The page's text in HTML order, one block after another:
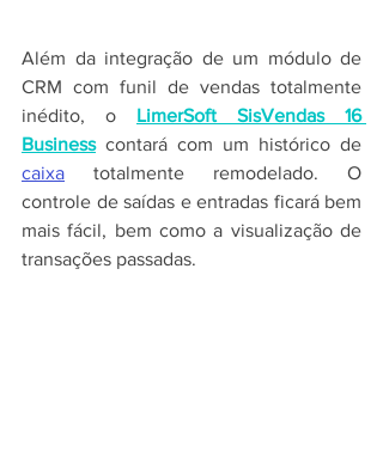
Além da integração de um módulo de
CRM com funil de vendas totalmente
inédito, o LimerSoft SisVendas 16
Business
caixa totalmente remodelado. O
controle de saídas e entradas ficará bem
mais fácil, bem como a visualização de
transações passadas.